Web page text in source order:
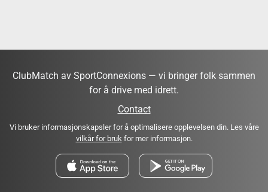
ClubMatch av SportConnexions — vi bringer folk sammen
for å drive med idrett.
Contact
Vi bruker informasjonskapsler for å optimalisere opplevelsen din. Les våre
vilkår for brukfor mer informasjon.